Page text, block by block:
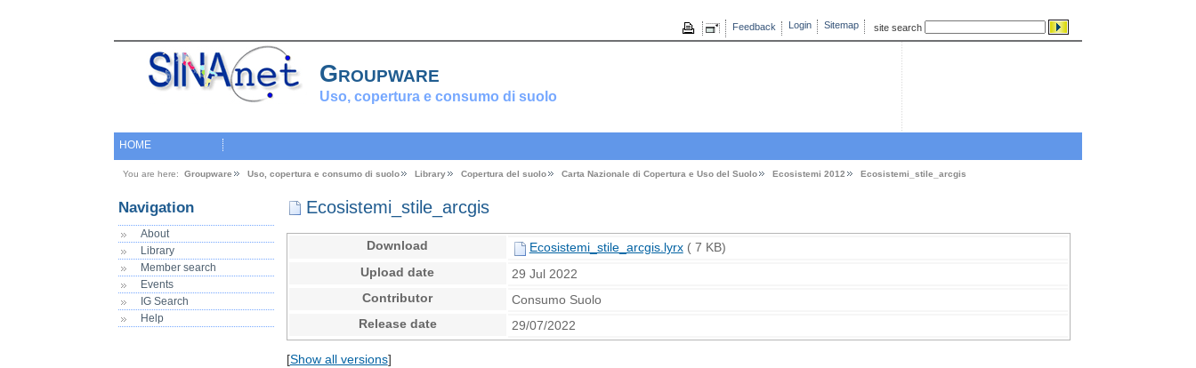
site search
Login Sitemap
Feedback
Groupware
Uso, copertura e consumo di suolo
HOME
You are here: Groupware Uso, copertura e consumo di suolo Library Copertura del suolo Carta Nazionale di Copertura e Uso del Suolo Ecosistemi 2012 Ecosistemi_stile_arcgis
Navigation
About
Library
Member search
Events
IG Search
Help
Ecosistemi_stile_arcgis
Download Ecosistemi_stile_arcgis.lyrx( 7 KB)
Upload date
29 Jul 2022
Contributor
Consumo Suolo
Release date
29/07/2022
[Show all versions]